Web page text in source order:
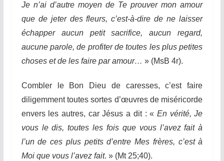
Je n’ai d’autre moyen de Te prouver mon amour
que de jeter des fleurs, c’est-à-dire de ne laisser
échapper aucun petit sacrifice, aucun regard,
aucune parole, de profiter de toutes les plus petites
choses et de les faire par amour… » (MsB 4r).
Combler le Bon Dieu de caresses, c’est faire
diligemment toutes sortes d’œuvres de miséricorde
envers les autres, car Jésus a dit : « En vérité, Je
vous le dis, toutes les fois que vous l’avez fait à
l’un de ces plus petits d’entre Mes frères, c’est à
Moi que vous l’avez fait. » (Mt 25;40).